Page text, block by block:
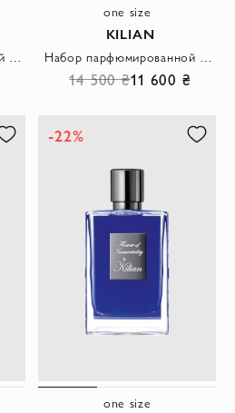
Набор парфюмированной воды Straight to Heaven, White Cristal для женщин
one size
KILIAN
Набор парфюмированной воды Black Phantom \"Memento Mori\" для женщин
14 500 ₴11 600 ₴
-22%
one size